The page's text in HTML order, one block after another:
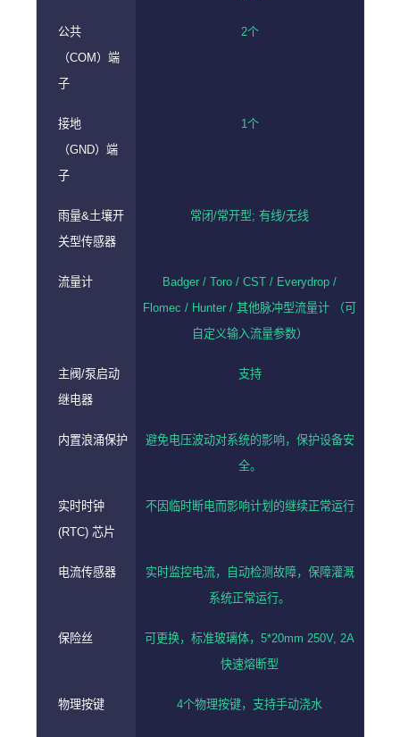
公共
（COM）端
子
2个
接地
（GND）端
子
1个
雨量&土壤开
关型传感器
常闭/常开型; 有线/无线
流量计
Badger / Toro / CST / Everydrop /
Flomec / Hunter / 其他脉冲型流量计 （可
自定义输入流量参数）
主阀/泵启动
继电器
支持
内置浪涌保护
避免电压波动对系统的影响，保护设备安
全。
实时时钟
(RTC) 芯片
不因临时断电而影响计划的继续正常运行
电流传感器
实时监控电流，自动检测故障，保障灌溉
系统正常运行。
保险丝
可更换，标准玻璃体，5*20mm 250V, 2A
快速熔断型
物理按键 4个物理按键，支持手动浇水